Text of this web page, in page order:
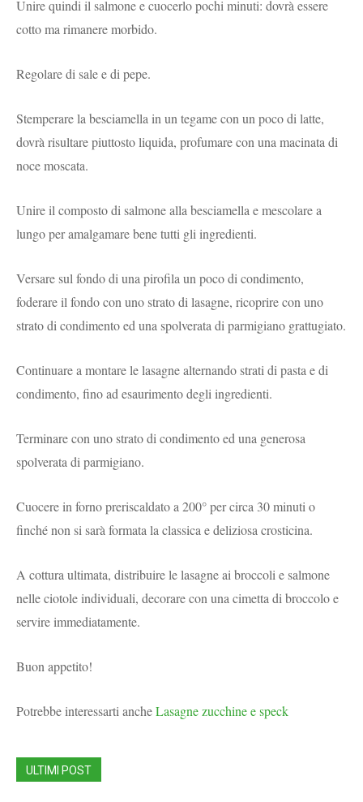
Unire quindi il salmone e cuocerlo pochi minuti: dovrà essere
cotto ma rimanere morbido.
Regolare di sale e di pepe.
Stemperare la besciamella in un tegame con un poco di latte,
dovrà risultare piuttosto liquida, profumare con una macinata di
noce moscata.
Unire il composto di salmone alla besciamella e mescolare a
lungo per amalgamare bene tutti gli ingredienti.
Versare sul fondo di una pirofila un poco di condimento,
foderare il fondo con uno strato di lasagne, ricoprire con uno
strato di condimento ed una spolverata di parmigiano grattugiato.
Continuare a montare le lasagne alternando strati di pasta e di
condimento, fino ad esaurimento degli ingredienti.
Terminare con uno strato di condimento ed una generosa
spolverata di parmigiano.
Cuocere in forno preriscaldato a 200° per circa 30 minuti o
finché non si sarà formata la classica e deliziosa crosticina.
A cottura ultimata, distribuire le lasagne ai broccoli e salmone
nelle ciotole individuali, decorare con una cimetta di broccolo e
servire immediatamente.
Buon appetito!
Potrebbe interessarti ancheLasagne zucchine e speck
ULTIMI POST